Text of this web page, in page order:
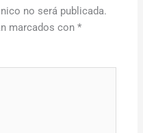
no será publicada.
marcados con*